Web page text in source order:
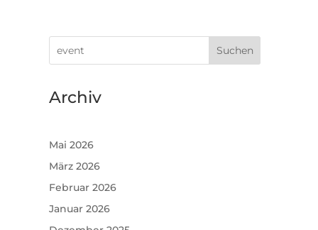
Suchen
Archiv
Mai 2026
März 2026
Februar 2026
Januar 2026